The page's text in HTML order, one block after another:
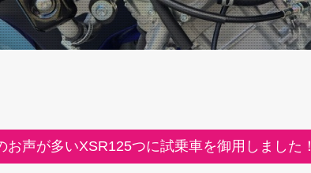
お声が多いXSR125つに試乗車を御用しました！